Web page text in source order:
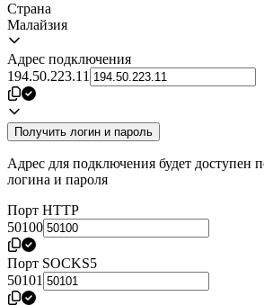
Страна
Малайзия
Адрес подключения
194.50.223.11
Получить логин и пароль
Адрес для подключения будет доступен
логина и пароля
Порт HTTP
50100
Порт SOCKS5
50101